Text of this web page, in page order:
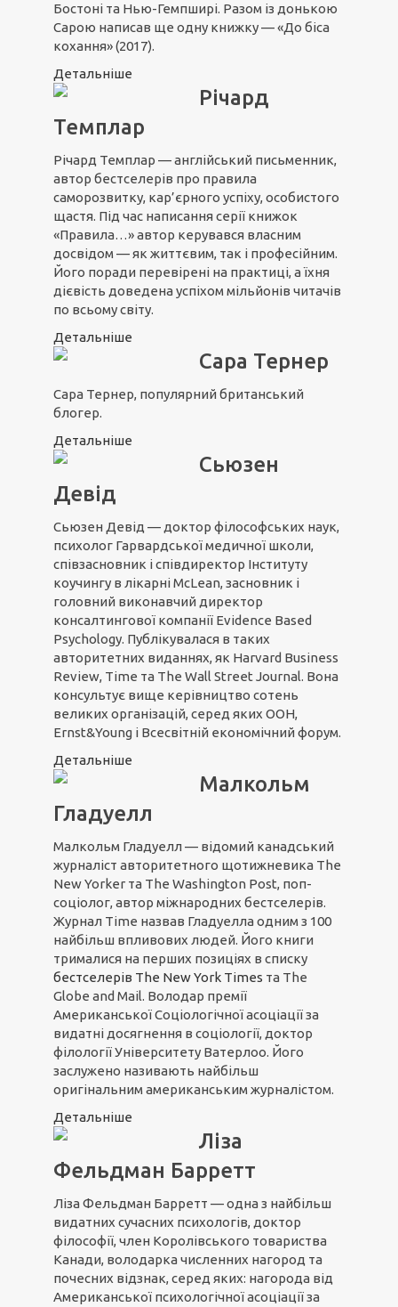
Бостоні та Нью-Гемпширі. Разом із донькою
Сарою написав ще одну книжку — «До біса
кохання» (2017).
Детальніше
Річард
Темплар
Річард Темплар — англійський письменник,
автор бестселерів про правила
саморозвитку, кар’єрного успіху, особистого
щастя. Під час написання серії книжок
«Правила…» автор керувався власним
досвідом — як життєвим, так і професійним.
Його поради перевірені на практиці, а їхня
дієвість доведена успіхом мільйонів читачів
по всьому світу.
Детальніше
Сара Тернер
Сара Тернер, популярний британський
блогер.
Детальніше
Сьюзен
Девід
Сьюзен Девід — доктор філософських наук,
психолог Гарвардської медичної школи,
співзасновник і співдиректор Інституту
коучингу в лікарні McLean, засновник і
головний виконавчий директор
консалтингової компанії Evidence Based
Psychology. Публікувалася в таких
авторитетних виданнях, як Harvard Business
Review, Time та The Wall Street Journal. Вона
консультує вище керівництво сотень
великих організацій, серед яких ООН,
Ernst&Young і Всесвітній економічний форум.
Детальніше
Малкольм
Гладуелл
Малкольм Гладуелл — відомий канадський
журналіст авторитетного щотижневика The
New Yorker та The Washington Post, поп-
соціолог, автор міжнародних бестселерів.
Журнал Time назвав Гладуелла одним з 100
найбільш впливових людей. Його книги
трималися на перших позиціях в списку
бестселерів The New York Times та The
Globe and Mail. Володар премії
Американської Соціологічної асоціації за
видатні досягнення в соціології, доктор
філології Університету Ватерлоо. Його
заслужено називають найбільш
оригінальним американським журналістом.
Детальніше
Ліза
Фельдман Барретт
Ліза Фельдман Барретт — одна з найбільш
видатних сучасних психологів, доктор
філософії, член Королівського товариства
Канади, володарка численних нагород та
почесних відзнак, серед яких: нагорода від
Американської психологічної асоціації за